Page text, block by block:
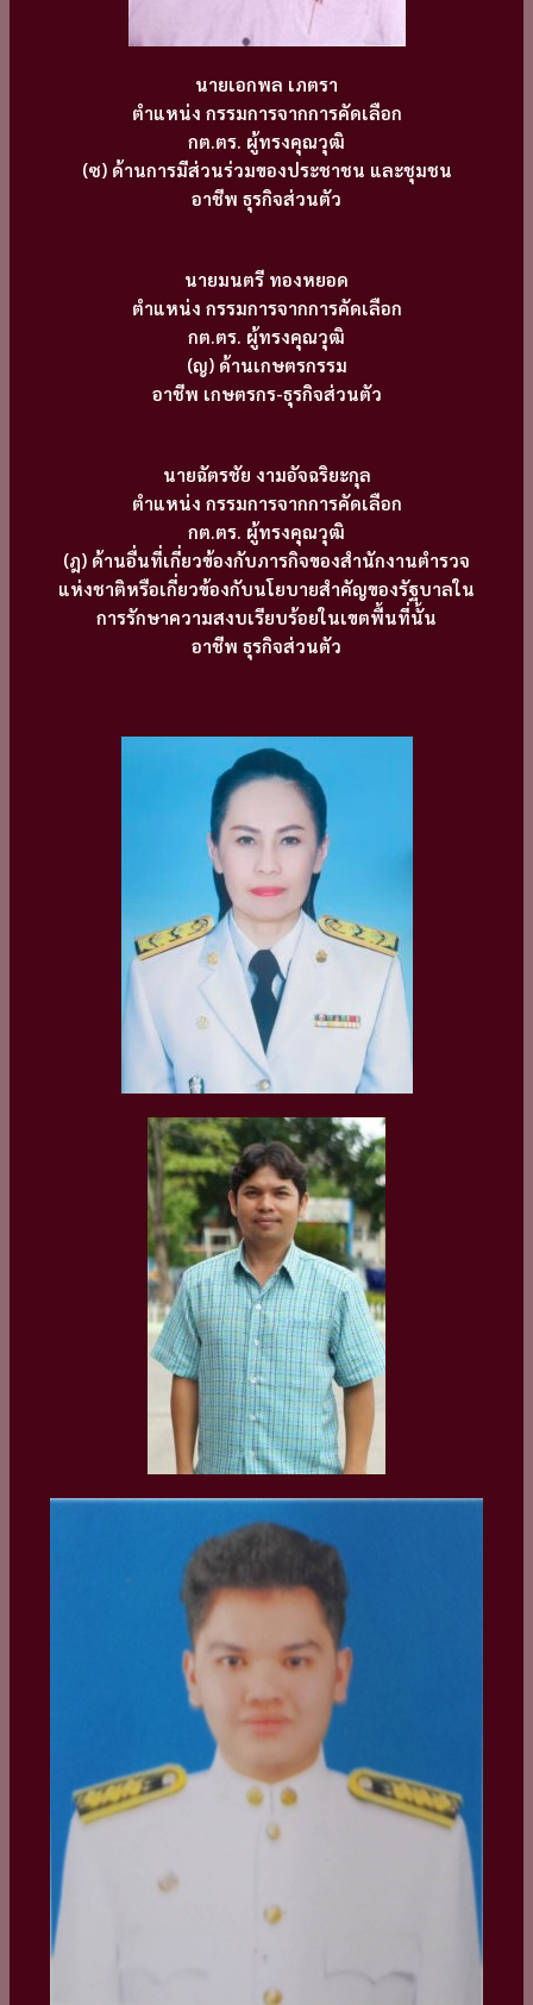
นายเอกพล เภตรา
ตำแหน่ง กรรมการจากการคัดเลือก
กต.ตร. ผู้ทรงคุณวุฒิ
(ซ) ด้านการมีส่วนร่วมของประชาชน และชุมชน
อาชีพ ธุรกิจส่วนตัว
นายมนตรี ทองหยอด
ตำแหน่ง กรรมการจากการคัดเลือก
กต.ตร. ผู้ทรงคุณวุฒิ
(ญ) ด้านเกษตรกรรม
อาชีพ เกษตรกร-ธุรกิจส่วนตัว
นายฉัตรชัย งามอัจฉริยะกุล
ตำแหน่ง กรรมการจากการคัดเลือก
กต.ตร. ผู้ทรงคุณวุฒิ
(ฎ) ด้านอื่นที่เกี่ยวข้องกับภารกิจของสำนักงานตำรวจ
แห่งชาติหรือเกี่ยวข้องกับนโยบายสำคัญของรัฐบาลใน
การรักษาความสงบเรียบร้อยในเขตพื้นที่นั้น
อาชีพ ธุรกิจส่วนตัว